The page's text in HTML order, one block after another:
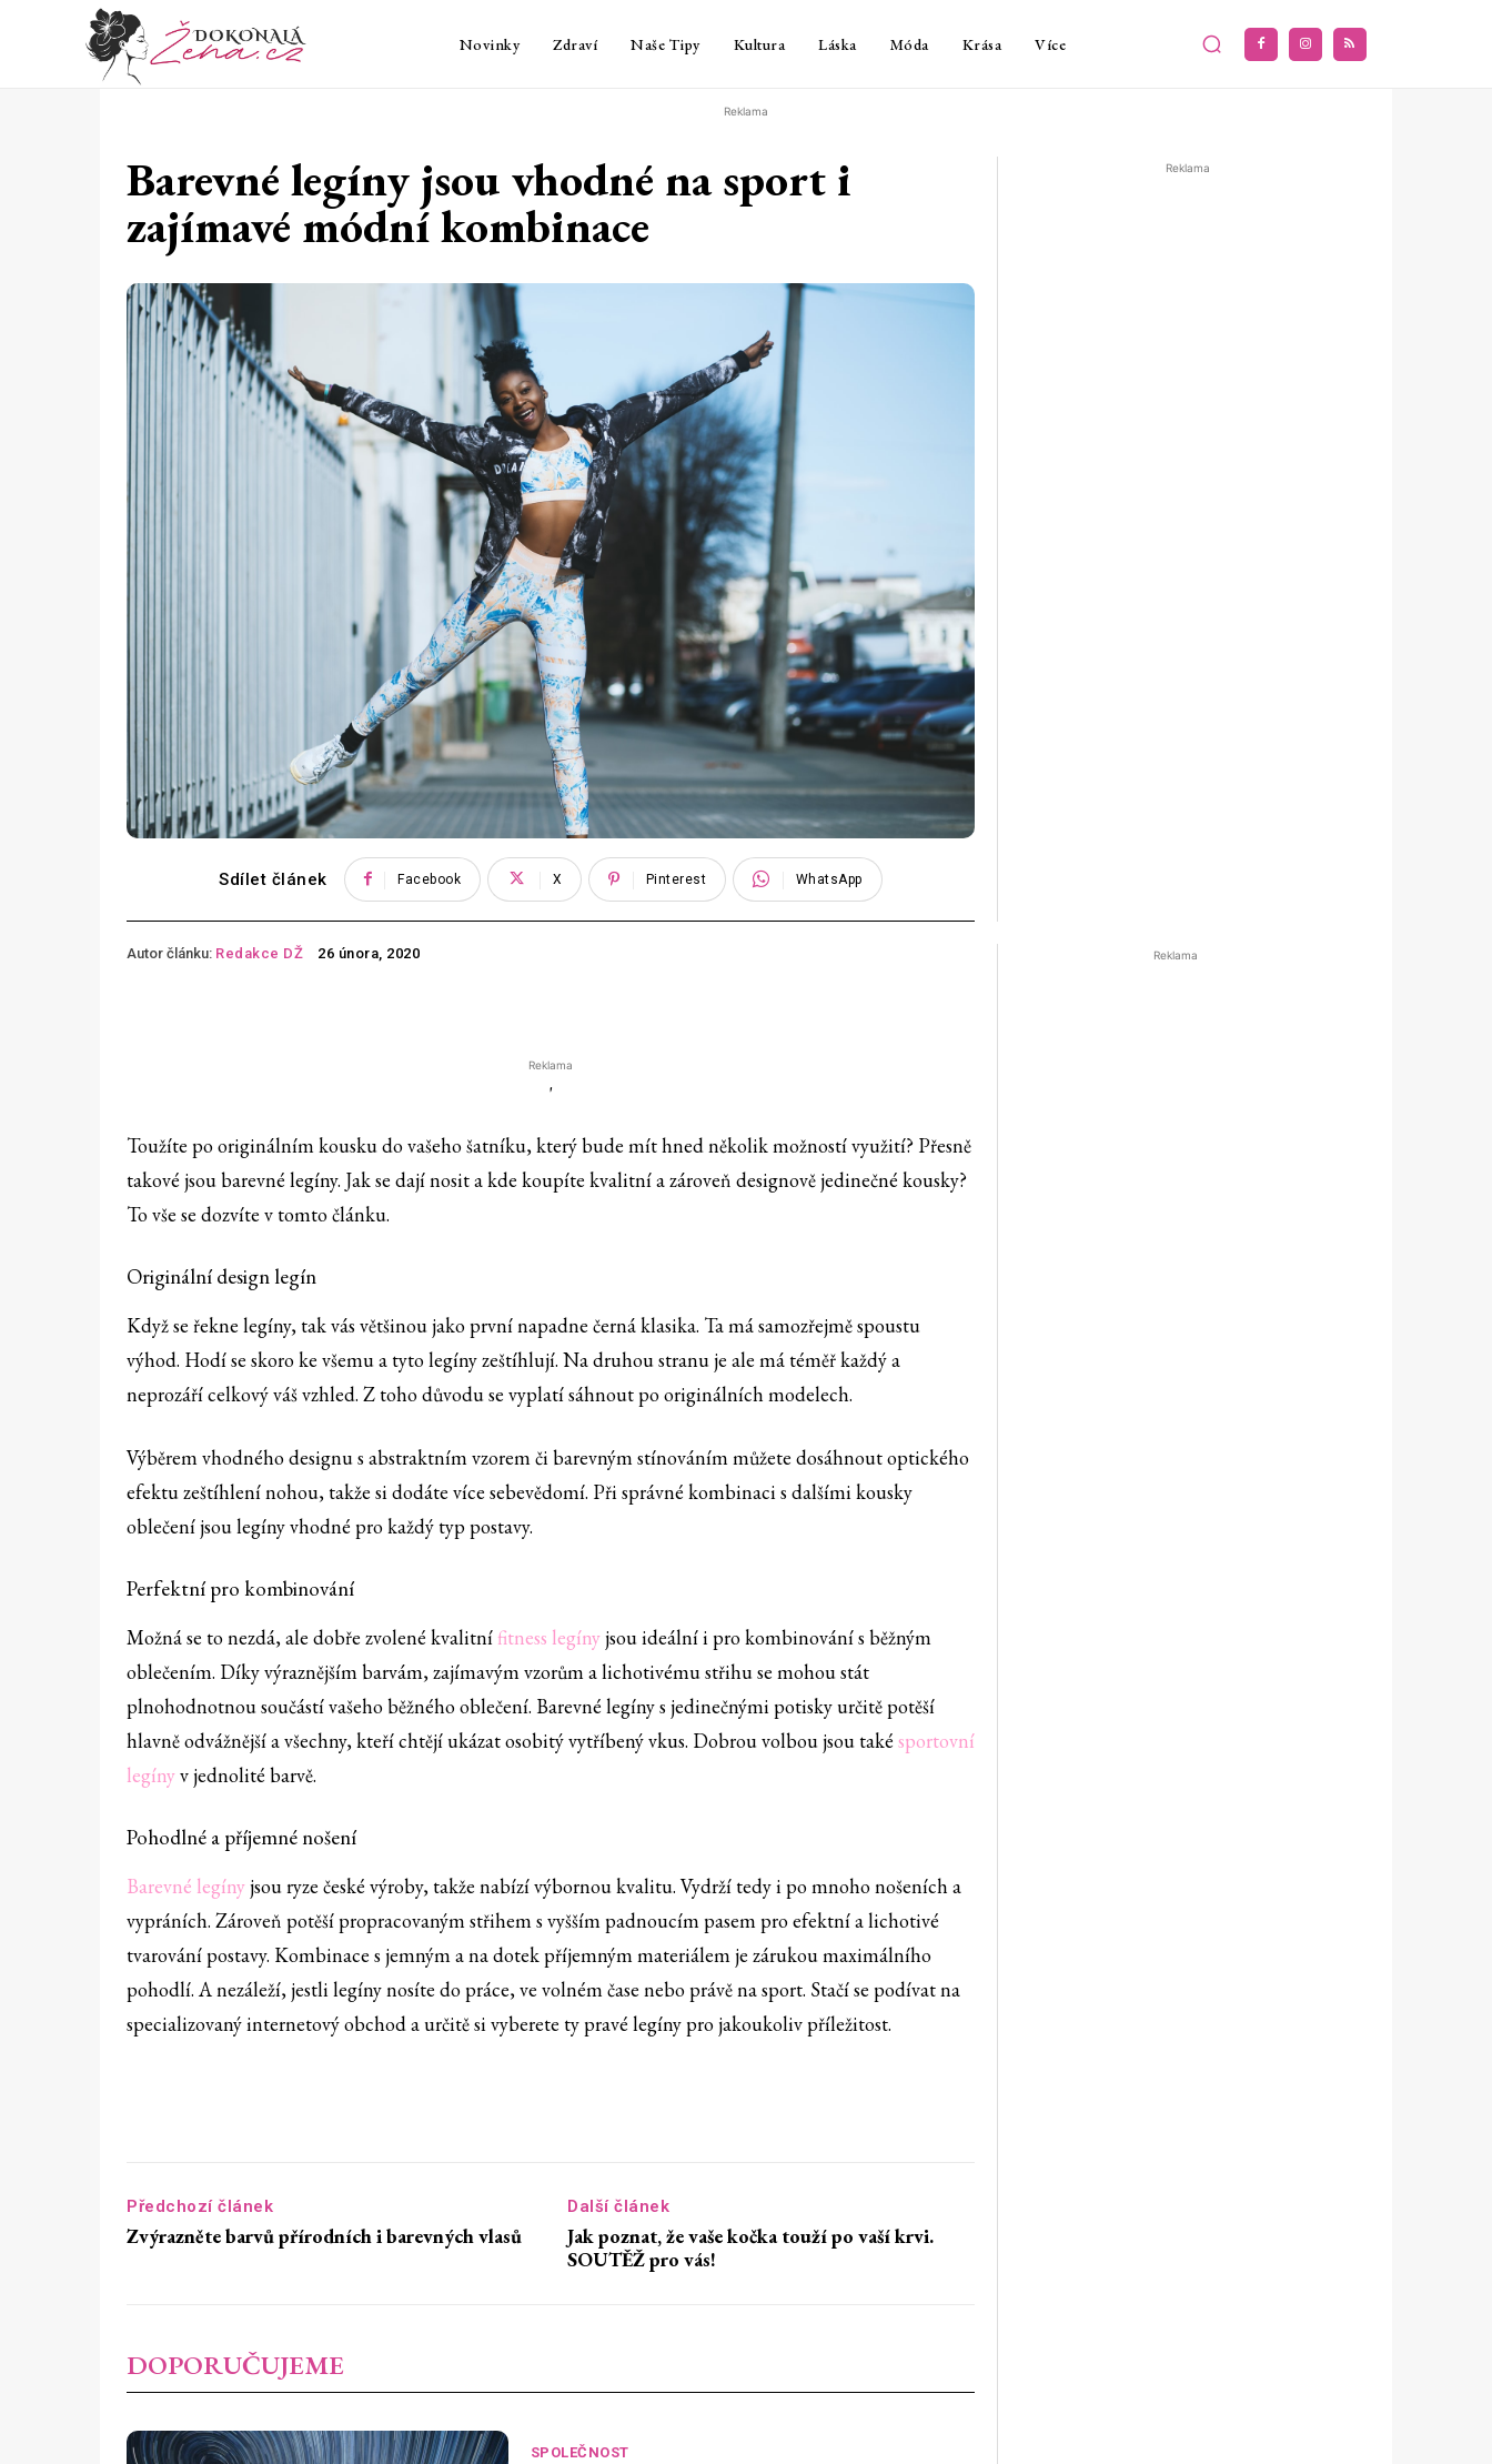
Novinky Zdraví Naše Tipy Kultura Láska Móda Krása Více
Reklama
Barevné legíny jsou vhodné na sport i
zajímavé módní kombinace
Sdílet článek Facebook X Pinterest WhatsApp
Reklama
Autor článku: Redakce DŽ 26 února, 2020
Reklama
'
Toužíte po originálním kousku do vašeho šatníku, který bude mít hned několik možností využití? Přesně
takové jsou barevné legíny. Jak se dají nosit a kde koupíte kvalitní a zároveň designově jedinečné kousky?
To vše se dozvíte v tomto článku.
Originální design legín
Když se řekne legíny, tak vás většinou jako první napadne černá klasika. Ta má samozřejmě spoustu
výhod. Hodí se skoro ke všemu a tyto legíny zeštíhlují. Na druhou stranu je ale má téměř každý a
neprozáří celkový váš vzhled. Z toho důvodu se vyplatí sáhnout po originálních modelech.
Výběrem vhodného designu s abstraktním vzorem či barevným stínováním můžete dosáhnout optického
efektu zeštíhlení nohou, takže si dodáte více sebevědomí. Při správné kombinaci s dalšími kousky
oblečení jsou legíny vhodné pro každý typ postavy.
Perfektní pro kombinování
Možná se to nezdá, ale dobře zvolené kvalitnífitness legínyjsou ideální i pro kombinování s běžným
oblečením. Díky výraznějším barvám, zajímavým vzorům a lichotivému střihu se mohou stát
plnohodnotnou součástí vašeho běžného oblečení. Barevné legíny s jedinečnými potisky určitě potěší
hlavně odvážnější a všechny, kteří chtějí ukázat osobitý vytříbený vkus. Dobrou volbou jsou také sportovní
legínyv jednolité barvě.
Pohodlné a příjemné nošení
Barevné legínyjsou ryze české výroby, takže nabízí výbornou kvalitu. Vydrží tedy i po mnoho nošeních a
vypráních. Zároveň potěší propracovaným střihem s vyšším padnoucím pasem pro efektní a lichotivé
tvarování postavy. Kombinace s jemným a na dotek příjemným materiálem je zárukou maximálního
pohodlí. A nezáleží, jestli legíny nosíte do práce, ve volném čase nebo právě na sport. Stačí se podívat na
specializovaný internetový obchod a určitě si vyberete ty pravé legíny pro jakoukoliv příležitost.
Předchozí článek
Zvýrazněte barvů přírodních i barevných vlasů
Další článek
Jak poznat, že vaše kočka touží po vaší krvi.
SOUTĚŽ pro vás!
DOPORUČUJEME
SPOLEČNOST
Reklama